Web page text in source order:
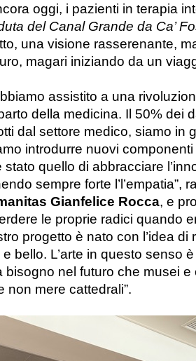
oggi, i pazienti in terapia
del Canal Grande da Ca’
una visione rasserenante,
magari iniziando da un
assistito a una
della medicina. Il 50% dei
dal settore medico, siamo in
introdurre nuovi
quello di abbracciare
sempre forte l’l’empatia”,
Gianfelice Rocca, e
le proprie radici quando
progetto è nato con l’idea di
bello. L’arte in questo senso
bisogno nel futuro che musei
non mere cattedrali”.